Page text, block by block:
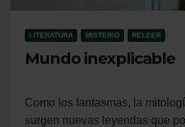
LITERATURA MISTERIO RELEER
Mundo inexplicable
Como los fantasmas, la
surgen nuevas leyendas que